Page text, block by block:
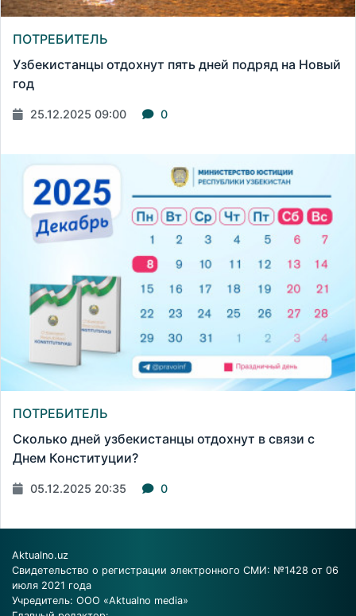
ПОТРЕБИТЕЛЬ
Узбекистанцы отдохнут пять дней подряд на Новый
год
25.12.2025 09:00 0
ПОТРЕБИТЕЛЬ
Сколько дней узбекистанцы отдохнут в связи с
Днем Конституции?
05.12.2025 20:35 0
Aktualno.uz
Свидетельство о регистрации электронного СМИ: №1428 от 06
июля 2021 года
Учредитель: ООО «Aktualno media»